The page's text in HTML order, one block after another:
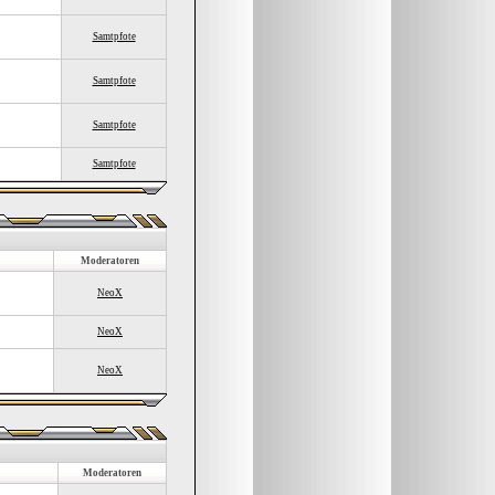
Samtpfote
Samtpfote
Samtpfote
Samtpfote
Moderatoren
NeoX
NeoX
NeoX
Moderatoren